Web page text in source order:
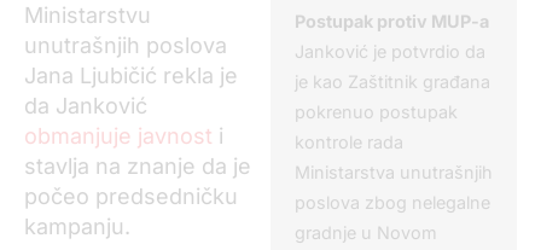
Postupak protiv MUP-a
Janković je potvrdio da
je kao Zaštitnik građana
pokrenuo postupak
kontrole rada
Ministarstva unutrašnjih
poslova zbog nelegalne
gradnje u Novom
Ministarstvu
unutrašnjih poslova
Jana Ljubičić rekla je
da Janković
obmanjuje javnost i
stavlja na znanje da je
počeo predsedničku
kampanju.